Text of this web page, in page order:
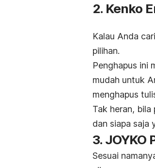
2. Kenko
Kalau Anda
pilihan.
Penghapus ini
mudah untuk
menghapus
Tak heran, bila
dan siapa saja
3. JOYKO
Sesuai